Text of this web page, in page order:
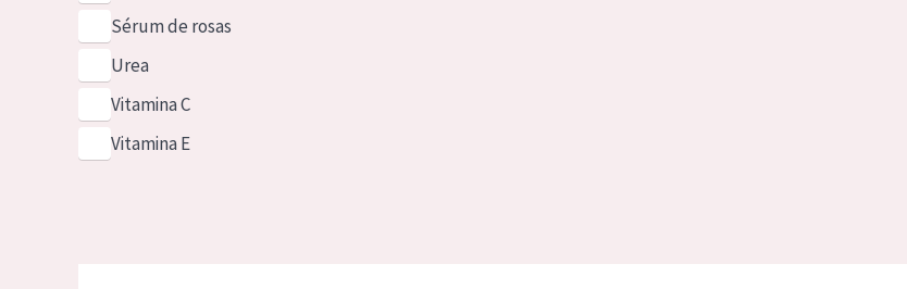
Sérum de rosas
Urea
Vitamina C
Vitamina E